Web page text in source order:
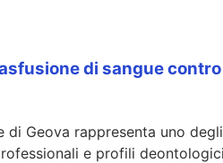
di sangue
Geova rappresenta uno
e profili